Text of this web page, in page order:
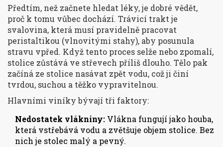
Předtím, než začnete hledat léky, je dobré vědět,
proč k tomu vůbec dochází. Trávicí trakt je
svalovina, která musí pravidelně pracovat
peristaltikou (vlnovitými stahy), aby posunula
stravu vpřed. Když tento proces selže nebo zpomalí,
stolice zůstává ve střevech příliš dlouho. Tělo pak
začíná ze stolice nasávat zpět vodu, což ji činí
tvrdou, suchou a těžko vypravitelnou.
Hlavními viníky bývají tři faktory:
Nedostatek vlákniny: Vlákna fungují jako houba,
která vstřebává vodu a zvětšuje objem stolice. Bez
nich je stolec malý a pevný.